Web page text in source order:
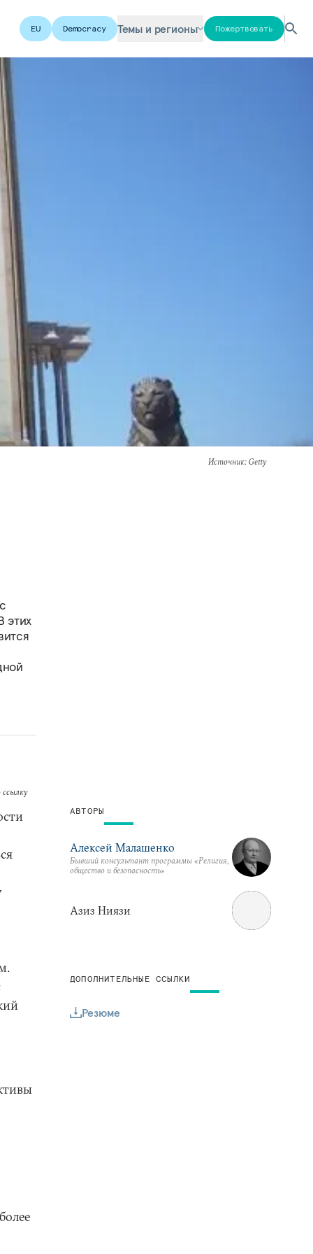
EU Democracy Темы и регионы Пожертвовать
Источник: Getty
этих
АВТОРЫ
Алексей Малашенко
Бывший консультант программы «Религия,
общество и безопасность»
Азиз Ниязи
ДОПОЛНИТЕЛЬНЫЕ ССЫЛКИ
Резюме